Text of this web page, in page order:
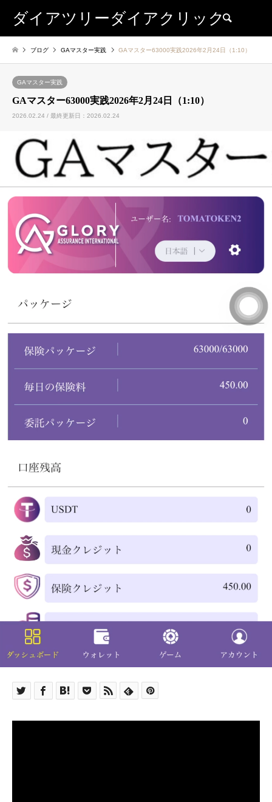
ダイアツリーダイアクリック
ブログ GAマスター実践 GAマスター63000実践2026年2月24日（1:10）
GAマスター実践
GAマスター63000実践2026年2月24日（1:10）
2026.02.24 / 最終更新日：2026.02.24